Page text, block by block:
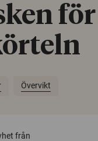
för
Övervikt
från